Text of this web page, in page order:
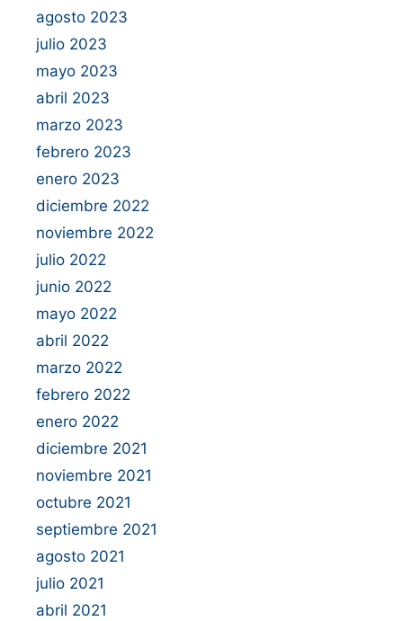
agosto 2023
julio 2023
mayo 2023
abril 2023
marzo 2023
febrero 2023
enero 2023
diciembre 2022
noviembre 2022
julio 2022
junio 2022
mayo 2022
abril 2022
marzo 2022
febrero 2022
enero 2022
diciembre 2021
noviembre 2021
octubre 2021
septiembre 2021
agosto 2021
julio 2021
abril 2021